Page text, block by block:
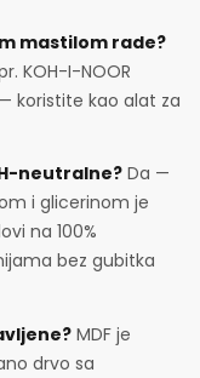
mastilom rade?
KOH-I-NOOR
koristite kao alat za
neutralne? Da —
i glicerinom je
na 100%
bez gubitka
MDF je
drvo sa